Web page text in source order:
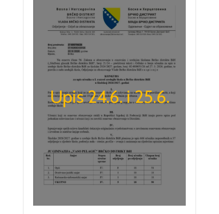
Upis 24.6. i 25.6.